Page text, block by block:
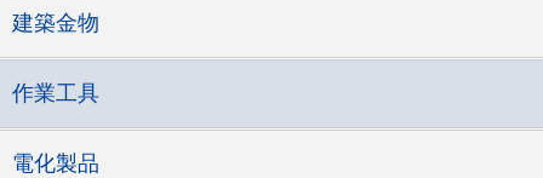
建築金物
作業工具
電化製品